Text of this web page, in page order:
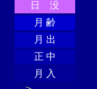
日 没
月 齢
月 出
正 中
月 入